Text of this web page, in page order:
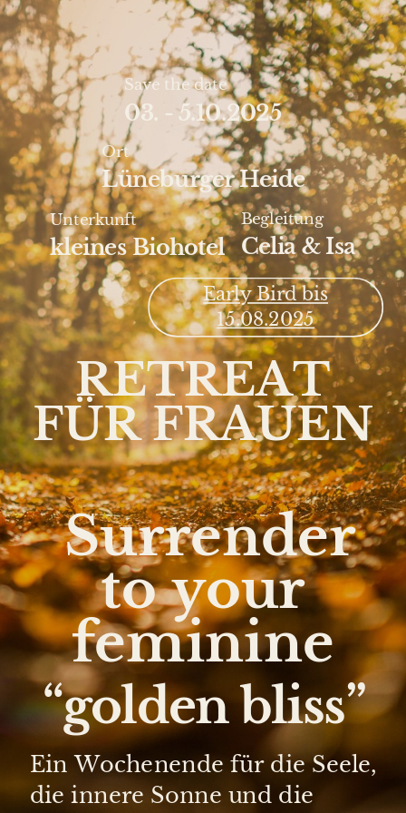
Early Bird bis
15.08.2025
“golden bliss”
RETREAT
FÜR FRAUEN
Surrender
to your
feminine
Save the date
Ein Wochenende für die Seele,
die innere Sonne und die
03. - 5.10.2025
Lüneburger Heide
Ort
kleines Biohotel
Unterkunft
Celia & Isa
Begleitung